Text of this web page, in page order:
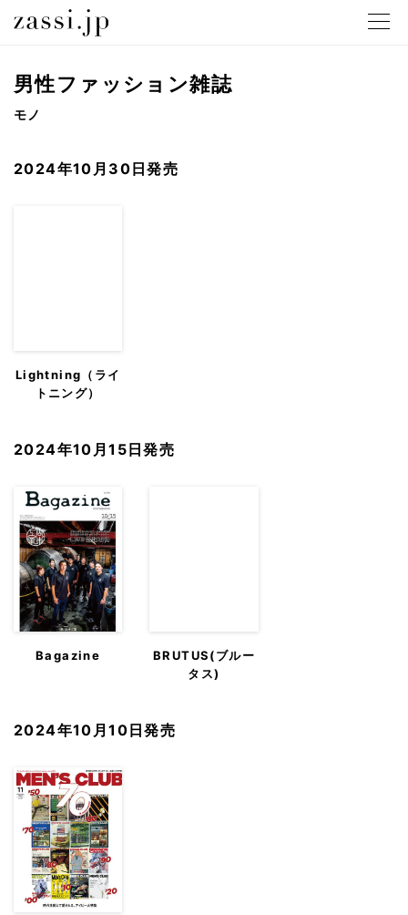
メニュ
男性ファッション雑誌
モノ
2024年10月30日発売
Lightning（ライ
トニング）
2024年10月15日発売
Bagazine
BRUTUS(ブルー
タス)
2024年10月10日発売